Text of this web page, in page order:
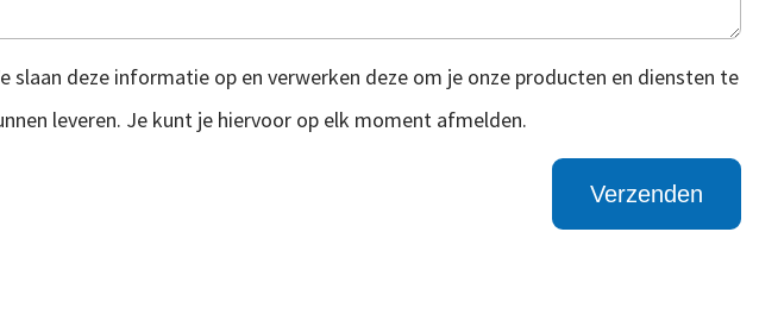
slaan deze informatie op en verwerken deze om je onze producten en diensten te
leveren. Je kunt je hiervoor op elk moment afmelden.